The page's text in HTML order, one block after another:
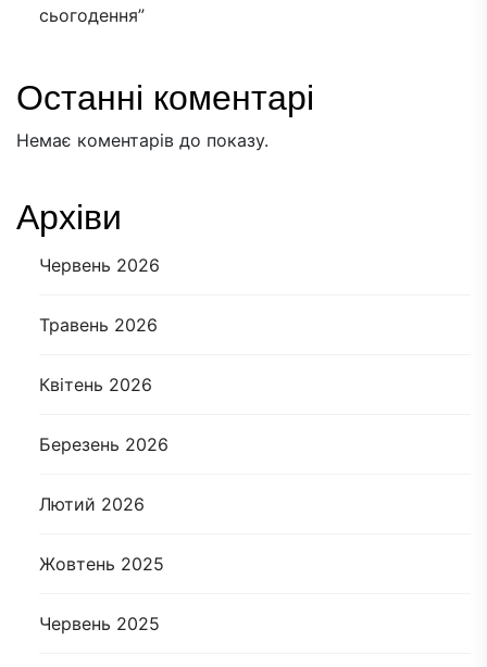
сьогодення”
Останні коментарі
Немає коментарів до показу.
Архіви
Червень 2026
Травень 2026
Квітень 2026
Березень 2026
Лютий 2026
Жовтень 2025
Червень 2025